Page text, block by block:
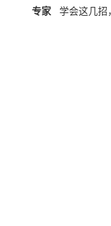
专家 学会这几招